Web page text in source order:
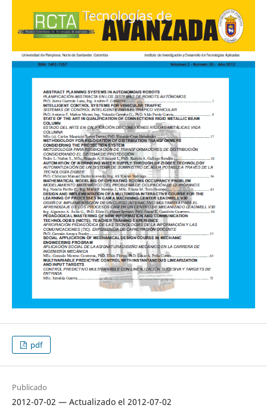
pdf
Publicado
2012-07-02 — Actualizado el 2012-07-02